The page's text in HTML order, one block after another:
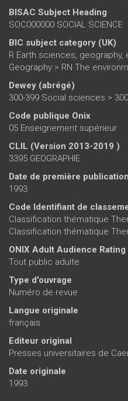
BISAC Subject Heading
SOC000000 SOCIAL SCIENCE
BIC subject category (UK)
R Earth sciences, geography,
Geography > RN The
Dewey (abrégé)
300-399 Social sciences >
Code publique Onix
05 Enseignement supérieur
CLIL (Version 2013-2019 )
3395 GEOGRAPHIE
Date de première
1993
Code Identifiant de
Classification thématique
Classification thématique
ONIX Adult Audience Rating
Tout public adulte
Type d'ouvrage
Numéro de revue
Langue originale
français
Editeur original
Presses universitaires de
Date originale
1993